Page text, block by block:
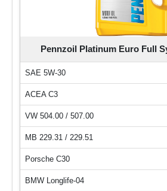
Pennzoil Platinum Euro Full
SAE 5W-30
ACEA C3
VW 504.00 / 507.00
MB 229.31 / 229.51
Porsche C30
BMW Longlife-04